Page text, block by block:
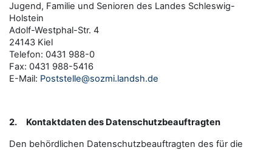
Jugend, Familie und Senioren des Landes Schleswig-
Holstein
Adolf-Westphal-Str. 4
24143 Kiel
Telefon: 0431 988-0
Fax: 0431 988-5416
E-Mail: Poststelle@sozmi.landsh.de
2. Kontaktdaten des Datenschutzbeauftragten
Den behördlichen Datenschutzbeauftragten des für die